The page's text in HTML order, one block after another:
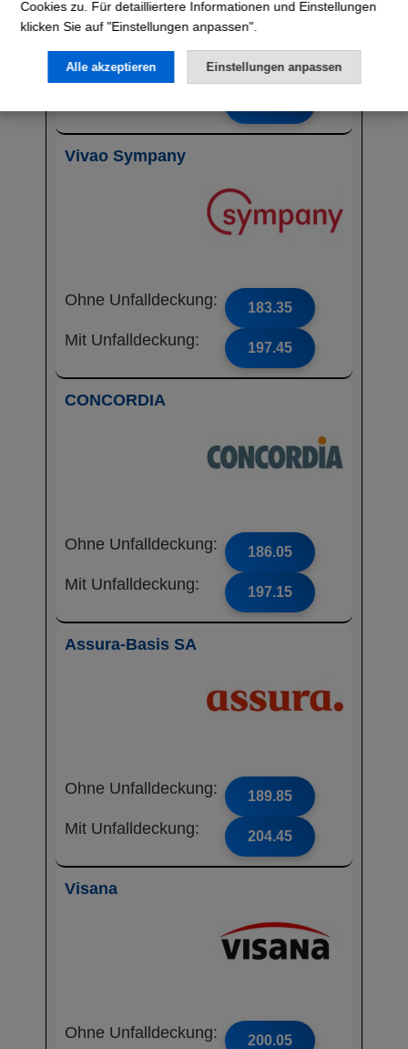
Ohne Unfalldeckung: 181.85
Vivao Sympany
Ohne Unfalldeckung: 183.35
Mit Unfalldeckung: 197.45
CONCORDIA
Ohne Unfalldeckung: 186.05
Mit Unfalldeckung: 197.15
Assura-Basis SA
Ohne Unfalldeckung: 189.85
Mit Unfalldeckung: 204.45
Visana
Ohne Unfalldeckung: 200.05
Cookies zu. Für detailliertere Informationen und Einstellungen
klicken Sie auf "Einstellungen anpassen".
Alle akzeptieren Einstellungen anpassen